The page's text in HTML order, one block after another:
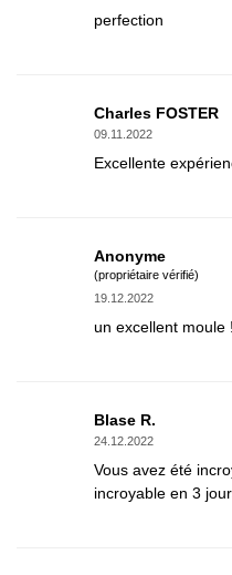
perfection
Charles FOSTER
09.11.2022
Excellente
Anonyme
(propriétaire vérifié)
19.12.2022
un excellent moule !
Blase R.
24.12.2022
Vous avez été
incroyable en 3